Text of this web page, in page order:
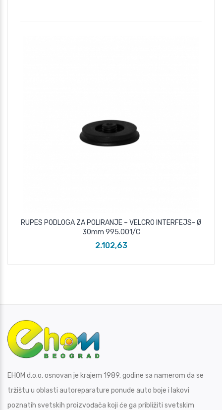
RUPES PODLOGA ZA POLIRANJE – VELCRO INTERFEJS- Ø
30mm 995.001/C
2.102,63
EHOM d.o.o. osnovan je krajem 1989. godine sa namerom da se
tržištu u oblasti autoreparature ponude auto boje i lakovi
poznatih svetskih proizvođača koji će ga približiti svetskim